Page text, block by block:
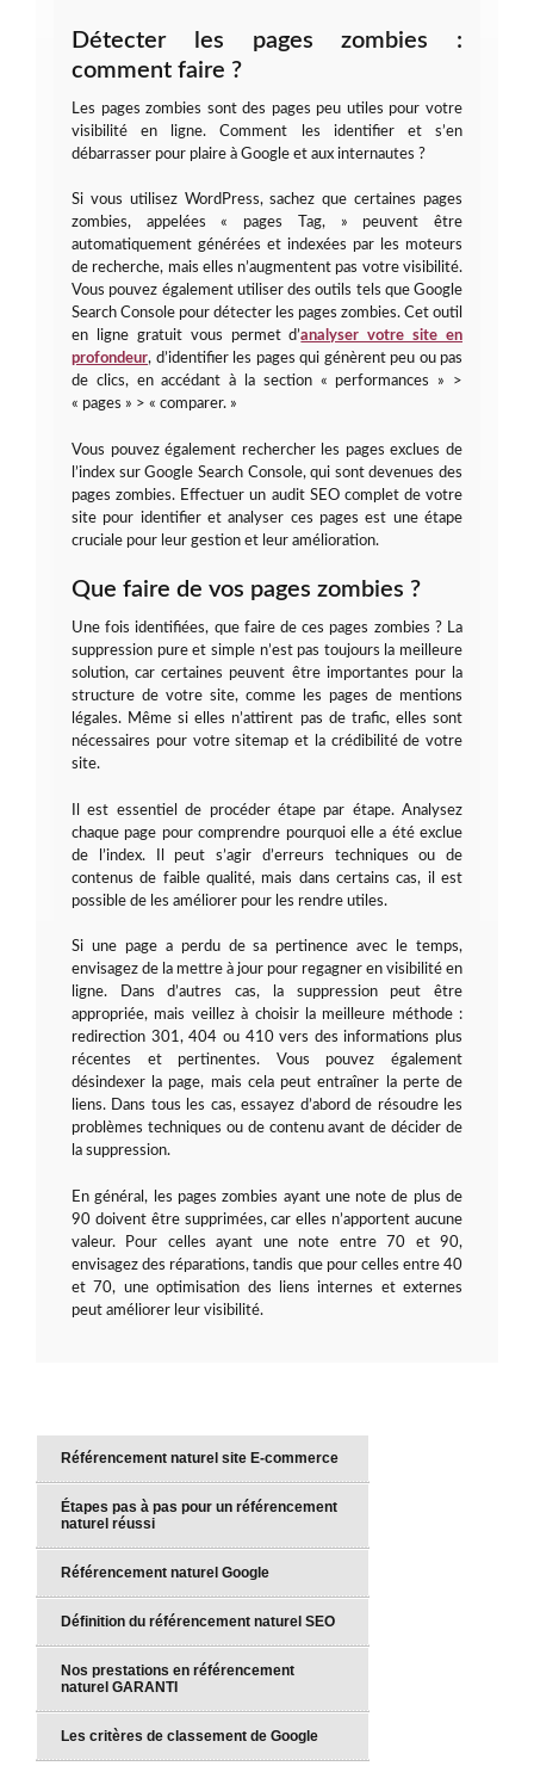
Détecter les pages zombies :
comment faire ?
Les pages zombies sont des pages peu utiles pour votre
visibilité en ligne. Comment les identifier et s’en
débarrasser pour plaire à Google et aux internautes ?
Si vous utilisez WordPress, sachez que certaines pages
zombies, appelées « pages Tag, » peuvent être
automatiquement générées et indexées par les moteurs
de recherche, mais elles n’augmentent pas votre visibilité.
Vous pouvez également utiliser des outils tels que Google
Search Console pour détecter les pages zombies. Cet outil
en ligne gratuit vous permet d’analyser votre site en
profondeur, d’identifier les pages qui génèrent peu ou pas
de clics, en accédant à la section « performances » >
« pages » > « comparer. »
Vous pouvez également rechercher les pages exclues de
l’index sur Google Search Console, qui sont devenues des
pages zombies. Effectuer un audit SEO complet de votre
site pour identifier et analyser ces pages est une étape
cruciale pour leur gestion et leur amélioration.
Que faire de vos pages zombies ?
Une fois identifiées, que faire de ces pages zombies ? La
suppression pure et simple n’est pas toujours la meilleure
solution, car certaines peuvent être importantes pour la
structure de votre site, comme les pages de mentions
légales. Même si elles n’attirent pas de trafic, elles sont
nécessaires pour votre sitemap et la crédibilité de votre
site.
Il est essentiel de procéder étape par étape. Analysez
chaque page pour comprendre pourquoi elle a été exclue
de l’index. Il peut s’agir d’erreurs techniques ou de
contenus de faible qualité, mais dans certains cas, il est
possible de les améliorer pour les rendre utiles.
Si une page a perdu de sa pertinence avec le temps,
envisagez de la mettre à jour pour regagner en visibilité en
ligne. Dans d’autres cas, la suppression peut être
appropriée, mais veillez à choisir la meilleure méthode :
redirection 301, 404 ou 410 vers des informations plus
récentes et pertinentes. Vous pouvez également
désindexer la page, mais cela peut entraîner la perte de
liens. Dans tous les cas, essayez d’abord de résoudre les
problèmes techniques ou de contenu avant de décider de
la suppression.
En général, les pages zombies ayant une note de plus de
90 doivent être supprimées, car elles n’apportent aucune
valeur. Pour celles ayant une note entre 70 et 90,
envisagez des réparations, tandis que pour celles entre 40
et 70, une optimisation des liens internes et externes
peut améliorer leur visibilité.
Référencement naturel site E-commerce
Étapes pas à pas pour un référencement
naturel réussi
Référencement naturel Google
Définition du référencement naturel SEO
Nos prestations en référencement
naturel GARANTI
Les critères de classement de Google